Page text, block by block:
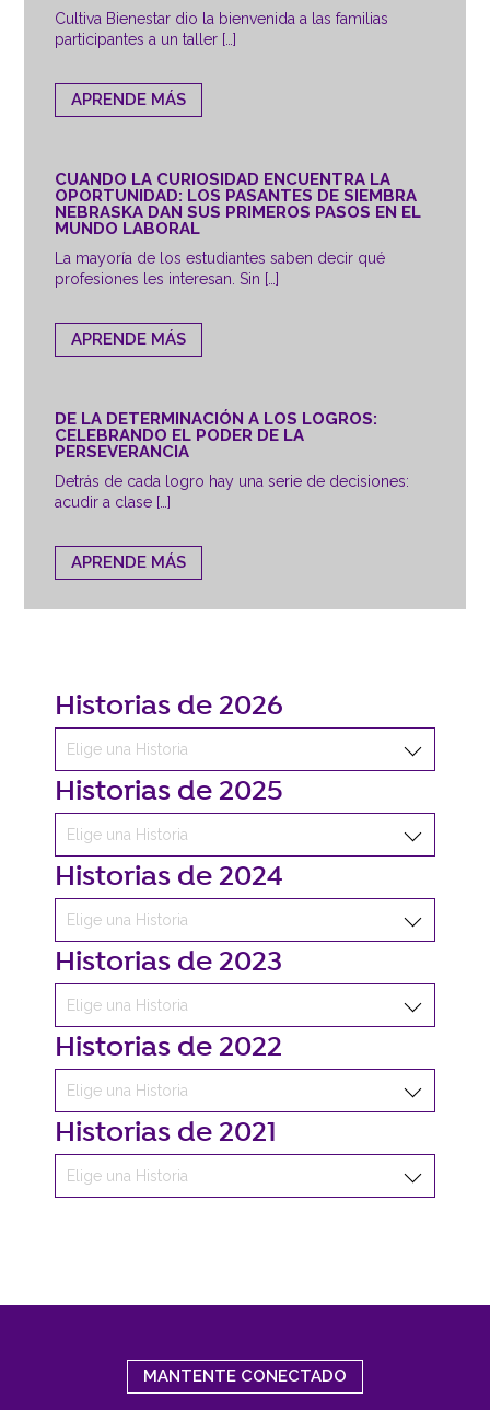
Cultiva Bienestar dio la bienvenida a las familias
participantes a un taller […]
APRENDE MÁS
CUANDO LA CURIOSIDAD ENCUENTRA LA
OPORTUNIDAD: LOS PASANTES DE SIEMBRA
NEBRASKA DAN SUS PRIMEROS PASOS EN EL
MUNDO LABORAL
La mayoría de los estudiantes saben decir qué
profesiones les interesan. Sin […]
APRENDE MÁS
DE LA DETERMINACIÓN A LOS LOGROS:
CELEBRANDO EL PODER DE LA
PERSEVERANCIA
Detrás de cada logro hay una serie de decisiones:
acudir a clase […]
APRENDE MÁS
Historias de 2026
Historias de 2025
Historias de 2024
Historias de 2023
Historias de 2022
Historias de 2021
MANTENTE CONECTADO